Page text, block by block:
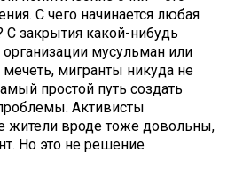
С чего начинается любая
С закрытия какой-нибудь
мусульман или
мигранты никуда не
простой путь создать
Активисты
жители вроде тоже довольны,
Но это не решение